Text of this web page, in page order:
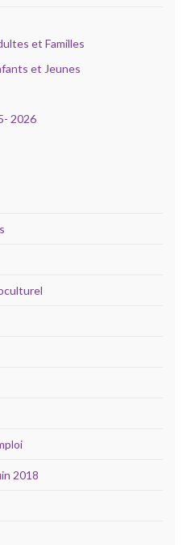
et Familles
et Jeunes
2026
2018